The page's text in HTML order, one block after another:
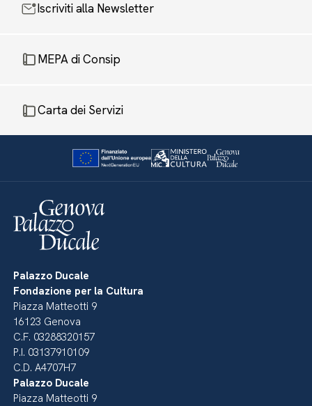
Iscriviti alla Newsletter
MEPA di Consip
Carta dei Servizi
Palazzo Ducale
Fondazione per la Cultura
Piazza Matteotti 9
16123 Genova
C.F. 03288320157
P.I. 03137910109
C.D. A4707H7
Palazzo Ducale
Piazza Matteotti 9